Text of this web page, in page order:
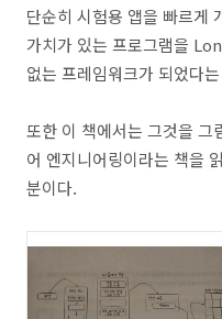
단순히 시험용 앱을 빠르게
가치가 있는 프로그램을
없는 프레임워크가 되었다
또한 이 책에서는 그것을 그
어 엔지니어링이라는 책을
분이다.